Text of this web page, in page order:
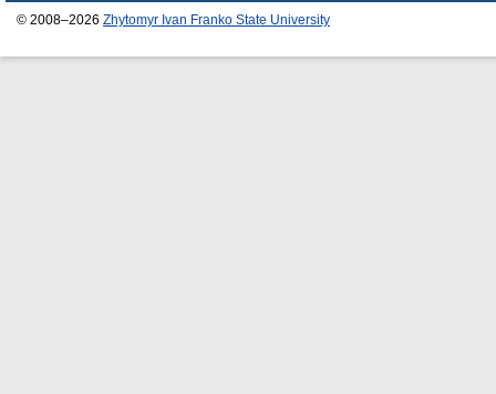
© 2008–2026 Zhytomyr Ivan Franko State University